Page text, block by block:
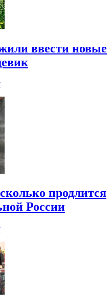
ввести новые
продлится
России